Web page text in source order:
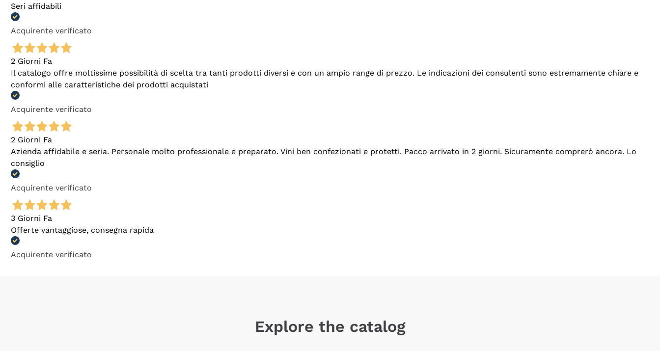
Seri affidabili
Acquirente verificato
2 Giorni Fa
Il catalogo offre moltissime possibilità di scelta tra tanti prodotti diversi e con un ampio range di prezzo. Le indicazioni dei consulenti sono estremamente chiare e
conformi alle caratteristiche dei prodotti acquistati
Acquirente verificato
2 Giorni Fa
Azienda affidabile e seria. Personale molto professionale e preparato. Vini ben confezionati e protetti. Pacco arrivato in 2 giorni. Sicuramente comprerò ancora. Lo
consiglio
Acquirente verificato
3 Giorni Fa
Offerte vantaggiose, consegna rapida
Acquirente verificato
Explore the catalog